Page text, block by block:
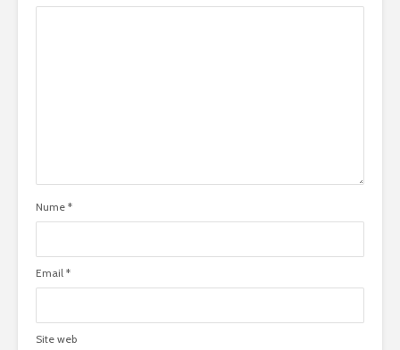
Nume *
Email *
Site web